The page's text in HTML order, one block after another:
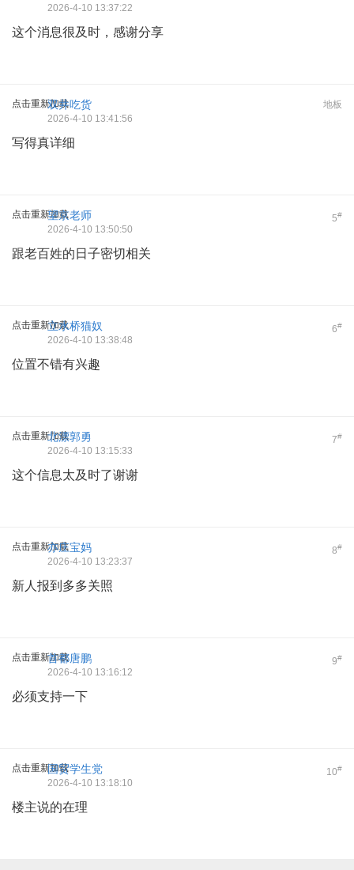
2026-4-10 13:37:22
这个消息很及时，感谢分享
点击重新加载 地板
双井吃货
2026-4-10 13:41:56
写得真详细
点击重新加载 5#
望京老师
2026-4-10 13:50:50
跟老百姓的日子密切相关
点击重新加载 6#
立水桥猫奴
2026-4-10 13:38:48
位置不错有兴趣
点击重新加载 7#
北漂郭勇
2026-4-10 13:15:33
这个信息太及时了谢谢
点击重新加载 8#
亦庄宝妈
2026-4-10 13:23:37
新人报到多多关照
点击重新加载 9#
首都唐鹏
2026-4-10 13:16:12
必须支持一下
点击重新加载 10#
国贸学生党
2026-4-10 13:18:10
楼主说的在理